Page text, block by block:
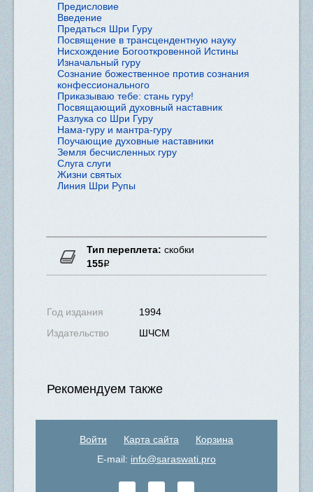
Предисловие
Введение
Предаться Шри Гуру
Посвящение в трансцендентную науку
Нисхождение Богооткровенной Истины
Изначальный гуру
Сознание божественное против сознания
конфессионального
Приказываю тебе: стань гуру!
Посвящающий духовный наставник
Разлука со Шри Гуру
Нама-гуру и мантра-гуру
Поучающие духовные наставники
Земля бесчисленных гуру
Слуга слуги
Жизни святых
Линия Шри Рупы
Тип переплета: скобки
155Р
Год издания
1994
Издательство
ШЧСМ
Рекомендуем также
Войти Карта сайта
Корзина
E-mail: info@saraswati.pro